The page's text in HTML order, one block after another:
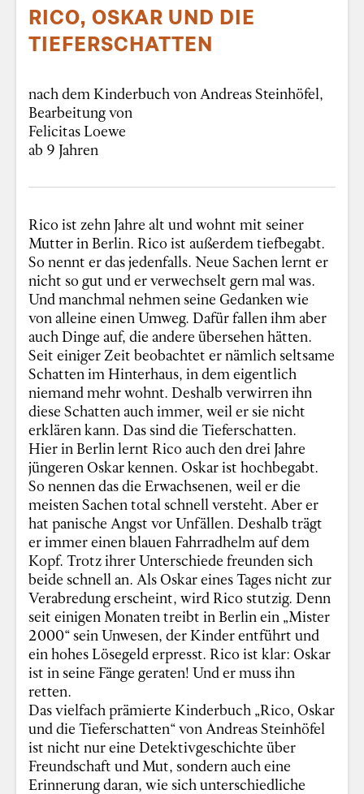
RICO, OSKAR UND DIE
TIEFERSCHATTEN
nach dem Kinderbuch von Andreas Steinhöfel,
Bearbeitung von
Felicitas Loewe
ab 9 Jahren
Rico ist zehn Jahre alt und wohnt mit seiner
Mutter in Berlin. Rico ist außerdem tiefbegabt.
So nennt er das jedenfalls. Neue Sachen lernt er
nicht so gut und er verwechselt gern mal was.
Und manchmal nehmen seine Gedanken wie
von alleine einen Umweg. Dafür fallen ihm aber
auch Dinge auf, die andere übersehen hätten.
Seit einiger Zeit beobachtet er nämlich seltsame
Schatten im Hinterhaus, in dem eigentlich
niemand mehr wohnt. Deshalb verwirren ihn
diese Schatten auch immer, weil er sie nicht
erklären kann. Das sind die Tieferschatten.
Hier in Berlin lernt Rico auch den drei Jahre
jüngeren Oskar kennen. Oskar ist hochbegabt.
So nennen das die Erwachsenen, weil er die
meisten Sachen total schnell versteht. Aber er
hat panische Angst vor Unfällen. Deshalb trägt
er immer einen blauen Fahrradhelm auf dem
Kopf. Trotz ihrer Unterschiede freunden sich
beide schnell an. Als Oskar eines Tages nicht zur
Verabredung erscheint, wird Rico stutzig. Denn
seit einigen Monaten treibt in Berlin ein „Mister
2000“ sein Unwesen, der Kinder entführt und
ein hohes Lösegeld erpresst. Rico ist klar: Oskar
ist in seine Fänge geraten! Und er muss ihn
retten.
Das vielfach prämierte Kinderbuch „Rico, Oskar
und die Tieferschatten“ von Andreas Steinhöfel
ist nicht nur eine Detektivgeschichte über
Freundschaft und Mut, sondern auch eine
Erinnerung daran, wie sich unterschiedliche